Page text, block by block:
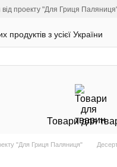
від проекту "Для Гриця
з усієї України
Товари для
"Для Гриця Паляниця"